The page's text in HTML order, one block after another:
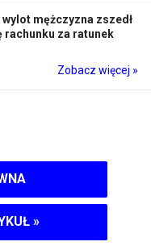
wylot mężczyzna zszedł
rachunku za ratunek
Zobacz więcej »
»